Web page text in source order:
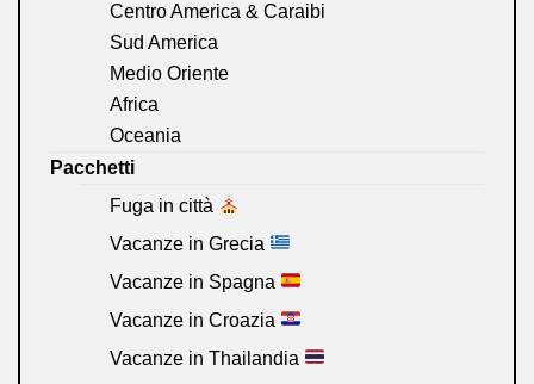
Centro America & Caraibi
Sud America
Medio Oriente
Africa
Oceania
Pacchetti
Fuga in città
Vacanze in Grecia
Vacanze in Spagna
Vacanze in Croazia
Vacanze in Thailandia